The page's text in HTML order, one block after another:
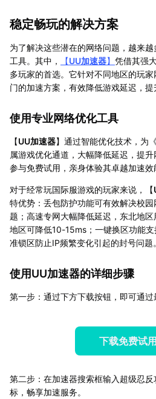
稳定畅玩的解决方案
为了解决这些潜在的网络问题，越来
工具。其中，
【UU加速器】 凭借其强
多玩家的首选。它针对不同地区的玩
门的加速方案，有效降低游戏延迟，提
使用专业网络优化工具
【UU加速器】通过智能优化技术，为
属游戏优化通道，大幅降低延迟，提
参与免费试用，亲身体验其卓越加速效
对于经常玩国际服游戏的玩家来说，【
特优势：丢包防护功能可有效解决校
题；高速专网大幅降低延迟，东北地
地区可降低10-15ms；一键换区功能
准锁区防止IP频繁变化引起的封号问题。
使用UU加速器的详细步骤
第一步：通过下方下载按钮，即可通过
下载免费试
第二步：在加速器搜索框输入超级忍
标，畅享加速服务。